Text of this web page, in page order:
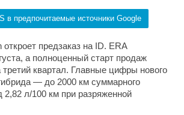
в предпочитаемые источники Google
предзаказ на ID. ERA
а полноценный старт продаж
третий квартал. Главные цифры нового
— до 2000 км суммарного
2,82 л/100 км при разряженной